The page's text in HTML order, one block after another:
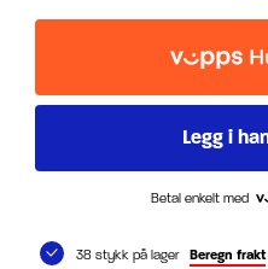
Betal enkelt med
38 stykk på lager Beregn frakt